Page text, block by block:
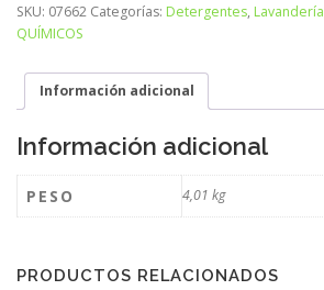
SKU: 07662 Categorías: Detergentes, Lavandería
QUÍMICOS
Información adicional
Información adicional
PESO 4,01 kg
PRODUCTOS RELACIONADOS